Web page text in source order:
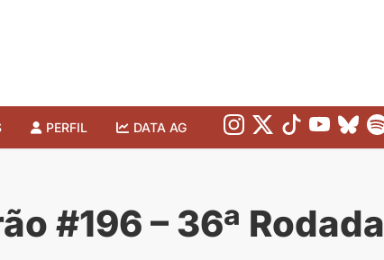
PERFIL DATA AG
#196 – 36ª Rodada